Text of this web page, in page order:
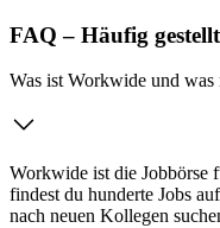
FAQ – Häufig
Was ist Workwide und was
Workwide ist die Jobbörse
findest du hunderte Jobs
nach neuen Kollegen